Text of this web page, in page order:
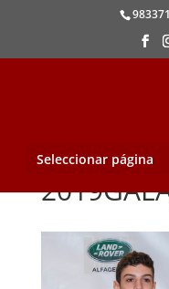
Seleccionar página